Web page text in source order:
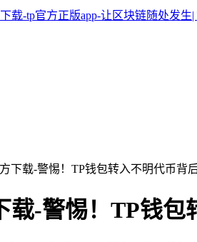
下载-警惕！TP钱包转入不明代币背
载-警惕！TP钱包